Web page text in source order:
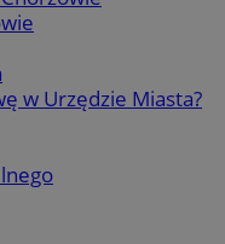
w Urzędzie Miasta?